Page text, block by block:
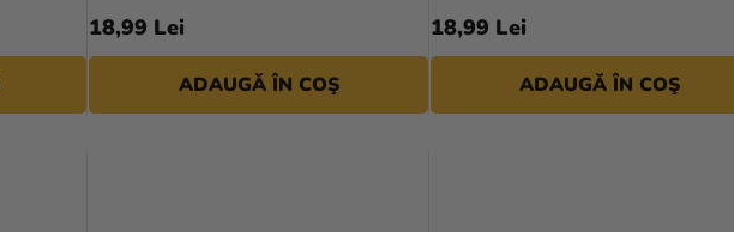
18,99 Lei
ADAUGĂ ÎN COŞ
18,99 Lei
ADAUGĂ ÎN COŞ